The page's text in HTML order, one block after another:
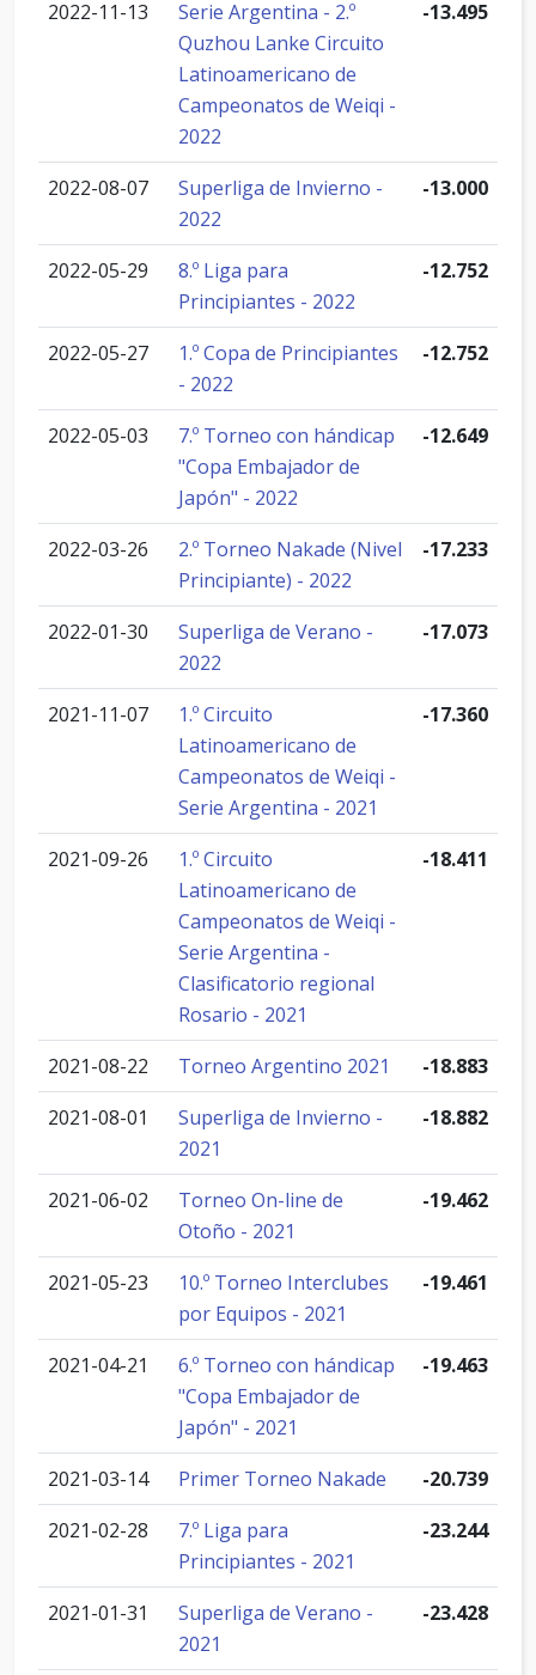
2022-11-13
Serie Argentina - 2.º
Quzhou Lanke Circuito
Latinoamericano de
Campeonatos de Weiqi -
2022
-13.495
2022-08-07
Superliga de Invierno -
2022
-13.000
2022-05-29
8.º Liga para
Principiantes - 2022
-12.752
2022-05-27
1.º Copa de Principiantes
- 2022
-12.752
2022-05-03
7.º Torneo con hándicap
"Copa Embajador de
Japón" - 2022
-12.649
2022-03-26
2.º Torneo Nakade (Nivel
Principiante) - 2022
-17.233
2022-01-30
Superliga de Verano -
2022
-17.073
2021-11-07
1.º Circuito
Latinoamericano de
Campeonatos de Weiqi -
Serie Argentina - 2021
-17.360
2021-09-26
1.º Circuito
Latinoamericano de
Campeonatos de Weiqi -
Serie Argentina -
Clasificatorio regional
Rosario - 2021
-18.411
2021-08-22 Torneo Argentino 2021
-18.883
2021-08-01
Superliga de Invierno -
2021
-18.882
2021-06-02
Torneo On-line de
Otoño - 2021
-19.462
2021-05-23
10.º Torneo Interclubes
por Equipos - 2021
-19.461
2021-04-21
6.º Torneo con hándicap
"Copa Embajador de
Japón" - 2021
-19.463
2021-03-14 Primer Torneo Nakade
-20.739
2021-02-28
7.º Liga para
Principiantes - 2021
-23.244
2021-01-31
Superliga de Verano -
2021
-23.428